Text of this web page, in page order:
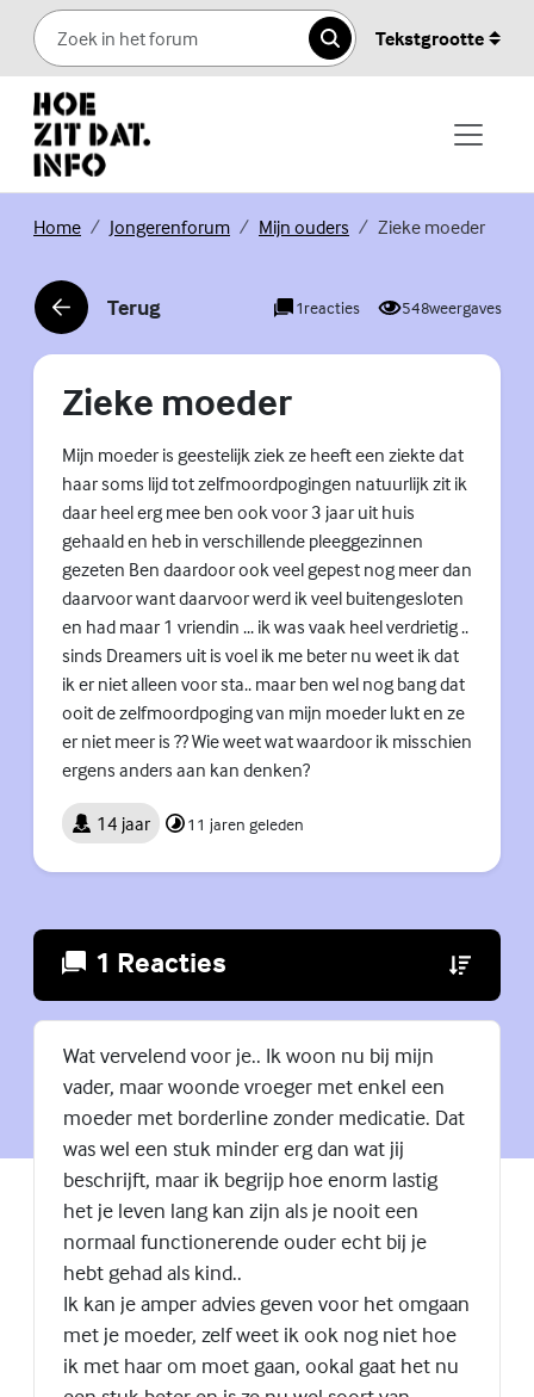
Skip to content
Zoeken
Tekstgrootte
Home(Externe link)
Jongerenforum(Externe link)
Mijn ouders (Externe link)
Zieke moeder
Terug
(Externe link) 1reacties 548weergaves
Zieke moeder
Mijn moeder is geestelijk ziek ze heeft een ziekte dat
haar soms lijd tot zelfmoordpogingen natuurlijk zit ik
daar heel erg mee ben ook voor 3 jaar uit huis
gehaald en heb in verschillende pleeggezinnen
gezeten Ben daardoor ook veel gepest nog meer dan
daarvoor want daarvoor werd ik veel buitengesloten
en had maar 1 vriendin ... ik was vaak heel verdrietig ..
sinds Dreamers uit is voel ik me beter nu weet ik dat
ik er niet alleen voor sta.. maar ben wel nog bang dat
ooit de zelfmoordpoging van mijn moeder lukt en ze
er niet meer is ?? Wie weet wat waardoor ik misschien
ergens anders aan kan denken?
14 jaar 11 jaren geleden
1 Reacties (Externe
Wat vervelend voor je.. Ik woon nu bij mijn
vader, maar woonde vroeger met enkel een
moeder met borderline zonder medicatie. Dat
was wel een stuk minder erg dan wat jij
beschrijft, maar ik begrijp hoe enorm lastig
het je leven lang kan zijn als je nooit een
normaal functionerende ouder echt bij je
hebt gehad als kind..
Ik kan je amper advies geven voor het omgaan
met je moeder, zelf weet ik ook nog niet hoe
ik met haar om moet gaan, ookal gaat het nu